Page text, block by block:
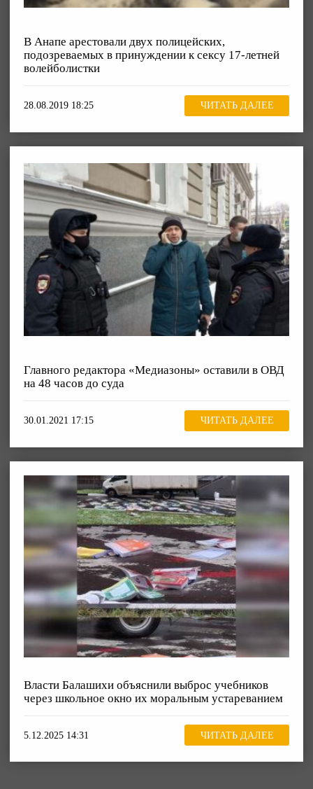
В Анапе арестовали двух полицейских,
подозреваемых в принуждении к сексу 17-летней
волейболистки
28.08.2019 18:25 ЧИТАТЬ ДАЛЕЕ
Главного редактора «Медиазоны» оставили в ОВД
на 48 часов до суда
30.01.2021 17:15 ЧИТАТЬ ДАЛЕЕ
Власти Балашихи объяснили выброс учебников
через школьное окно их моральным устареванием
5.12.2025 14:31 ЧИТАТЬ ДАЛЕЕ